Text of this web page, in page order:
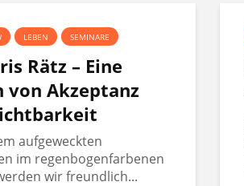
LEBEN SEMINARE
Rätz – Eine
von Akzeptanz
aufgeweckten
im regenbogenfarbenen
wir freundlich...